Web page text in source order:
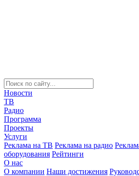
Новости
ТВ
Радио
Программа
Проекты
Услуги
Реклама на ТВ Реклама на радио
оборудования Рейтинги
О нас
О компании Наши достижения